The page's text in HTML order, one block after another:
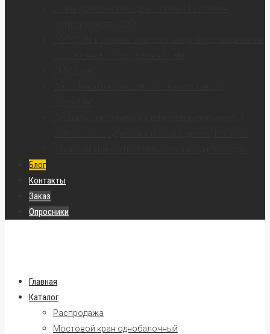
Блог
Контакты
Заказ
Опросники
Главная
Каталог
Распродажа
Мостовой кран однобалочный